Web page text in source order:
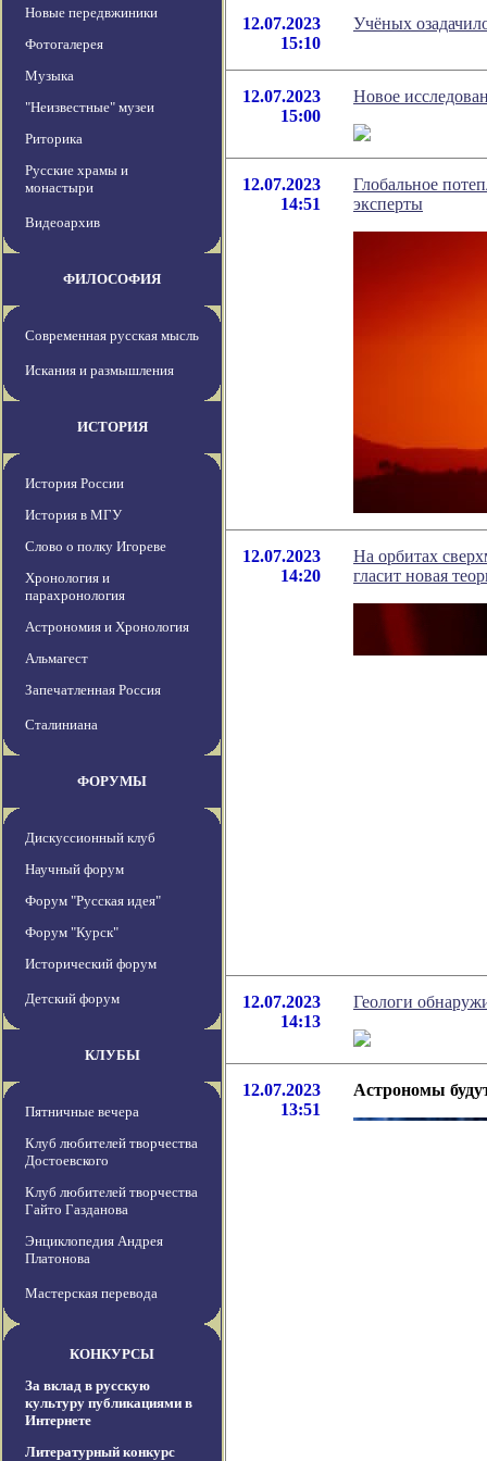
Новые передвжиники
Фотогалерея
Музыка
"Неизвестные" музеи
Риторика
Русские храмы и
монастыри
Видеоархив
ФИЛОСОФИЯ
Современная русская мысль
Искания и размышления
ИСТОРИЯ
История России
История в МГУ
Слово о полку Игореве
Хронология и
парахронология
Астрономия и Хронология
Альмагест
Запечатленная Россия
Сталиниана
ФОРУМЫ
Дискуссионный клуб
Научный форум
Форум "Русская идея"
Форум "Курск"
Исторический форум
Детский форум
КЛУБЫ
Пятничные вечера
Клуб любителей творчества
Достоевского
Клуб любителей творчества
Гайто Газданова
Энциклопедия Андрея
Платонова
Мастерская перевода
КОНКУРСЫ
За вклад в русскую
культуру публикациями в
Интернете
Литературный конкурс
12.07.2023
15:10
Учёных
12.07.2023
15:00
Новое
12.07.2023
14:51
Глобальное
эксперты
12.07.2023
14:20
На орбитах
гласит новая
12.07.2023
14:13
Геологи
12.07.2023
13:51
Астрономы